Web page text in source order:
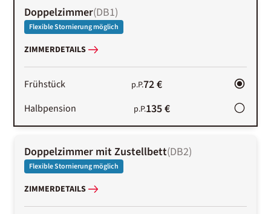
Doppelzimmer(DB1)
Flexible Stornierung möglich
ZIMMERDETAILS
Frühstück p.P.72 €
Halbpension p.P.135 €
Doppelzimmer mit Zustellbett(DB2)
Flexible Stornierung möglich
ZIMMERDETAILS